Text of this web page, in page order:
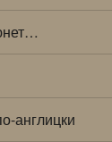
англицки